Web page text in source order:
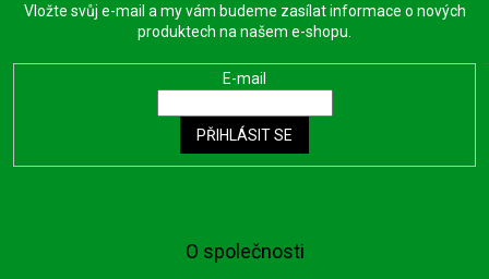
O společnosti
Vložte svůj e-mail a my vám budeme zasílat informace o nových
produktech na našem e-shopu.
E-mail
PŘIHLÁSIT SE